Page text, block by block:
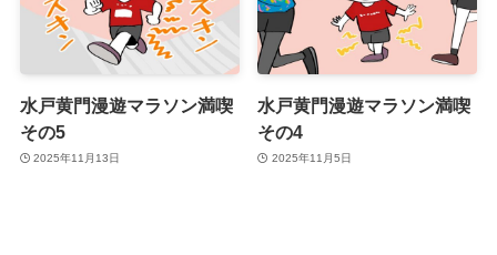
水戸黄門漫遊マラソン満喫
その5
2025年11月13日
水戸黄門漫遊マラソン満喫
その4
2025年11月5日